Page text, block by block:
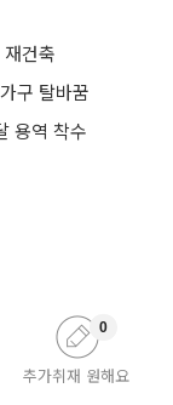
건축
구 탈바꿈
용역 착수
추가취재 원해요
0